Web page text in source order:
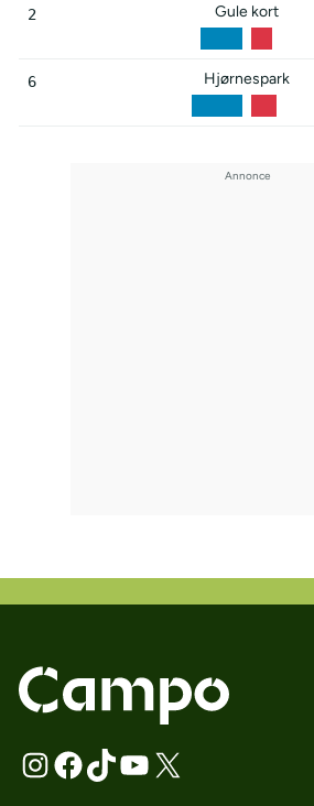
2 Gule kort
6 Hjørnespark